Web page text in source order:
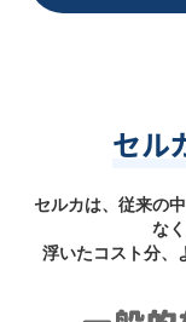
セル
セルカは、従来の
な
浮いたコスト分、